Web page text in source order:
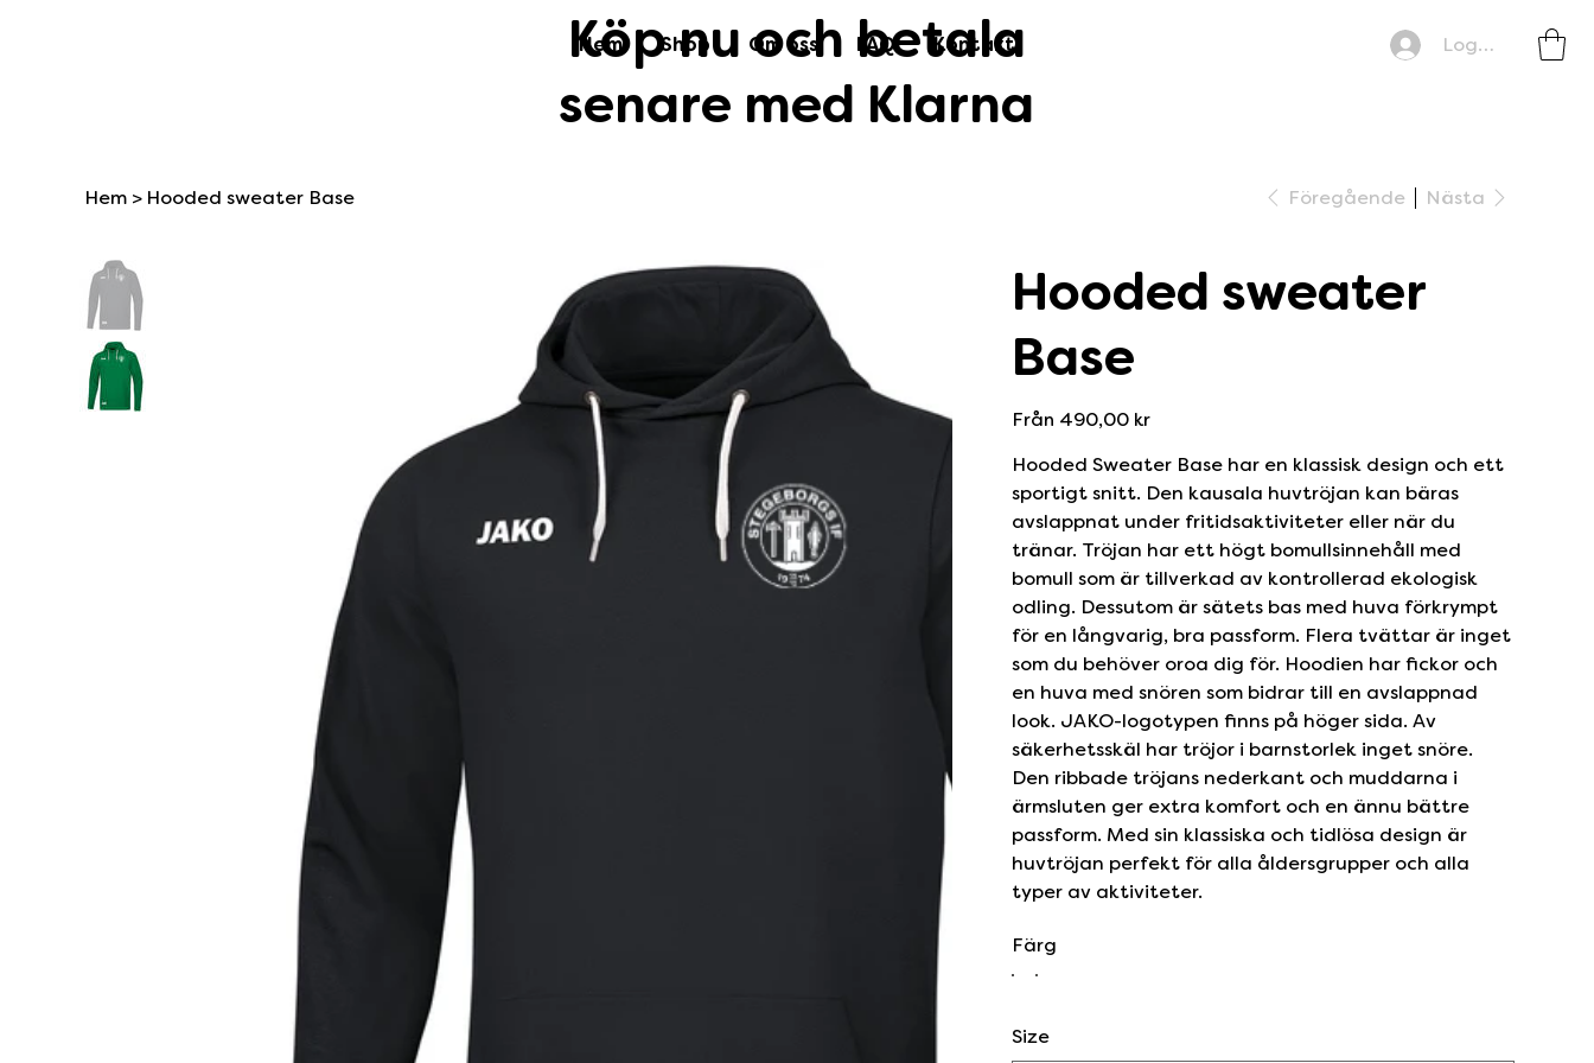
Köp nu och betala
senare med Klarna
Hem Shop Om oss FAQ Kontakt Logga in
Hem > Hooded sweater Base Föregående Nästa
Hooded sweater
Base
Från Pris
490,00 kr
Hooded Sweater Base har en klassisk design och ett
sportigt snitt. Den kausala huvtröjan kan bäras
avslappnat under fritidsaktiviteter eller när du
tränar. Tröjan har ett högt bomullsinnehåll med
bomull som är tillverkad av kontrollerad ekologisk
odling. Dessutom är sätets bas med huva förkrympt
för en långvarig, bra passform. Flera tvättar är inget
som du behöver oroa dig för. Hoodien har fickor och
en huva med snören som bidrar till en avslappnad
look. JAKO-logotypen finns på höger sida. Av
säkerhetsskäl har tröjor i barnstorlek inget snöre.
Den ribbade tröjans nederkant och muddarna i
ärmsluten ger extra komfort och en ännu bättre
passform. Med sin klassiska och tidlösa design är
huvtröjan perfekt för alla åldersgrupper och alla
typer av aktiviteter.
Färg
Size